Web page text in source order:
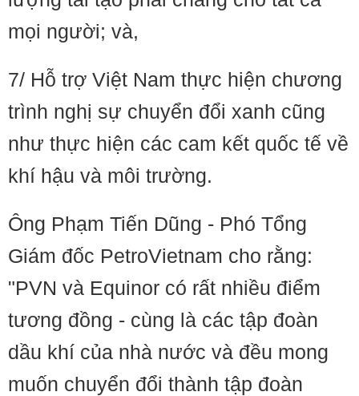
mọi người; và,
7/ Hỗ trợ Việt Nam thực hiện chương
trình nghị sự chuyển đổi xanh cũng
như thực hiện các cam kết quốc tế về
khí hậu và môi trường.
Ông Phạm Tiến Dũng - Phó Tổng
Giám đốc PetroVietnam cho rằng:
"PVN và Equinor có rất nhiều điểm
tương đồng - cùng là các tập đoàn
dầu khí của nhà nước và đều mong
muốn chuyển đổi thành tập đoàn